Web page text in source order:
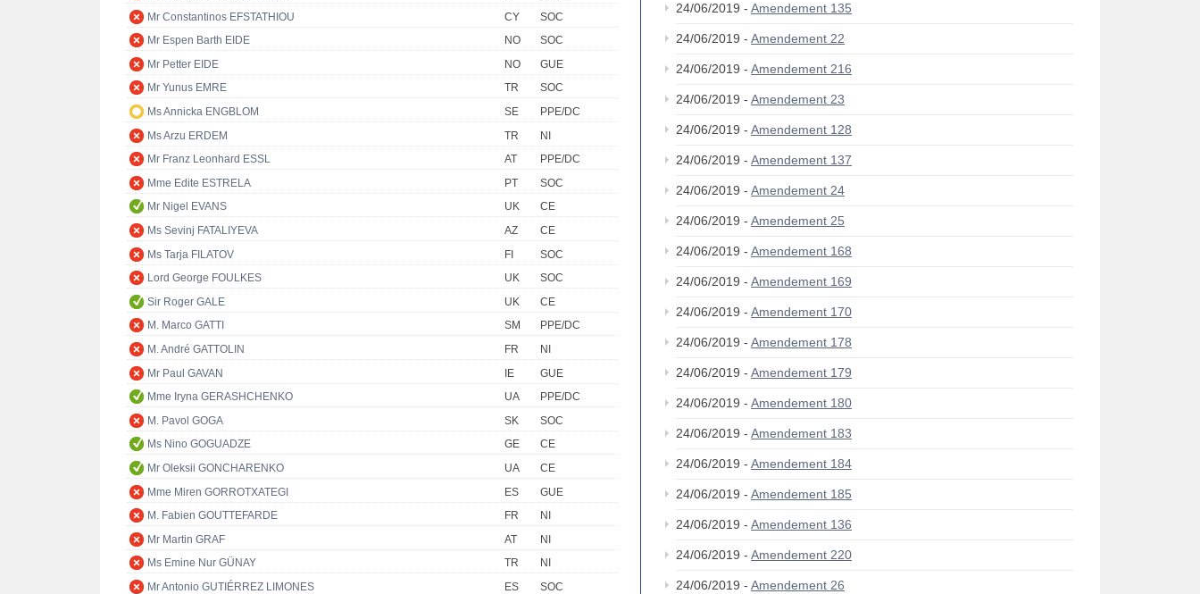
Mr Constantinos EFSTATHIOU
CY
SOC
Mr Espen Barth EIDE
NO
SOC
Mr Petter EIDE
NO
GUE
Mr Yunus EMRE
TR
SOC
Ms Annicka ENGBLOM
SE
PPE/DC
Ms Arzu ERDEM
TR
NI
Mr Franz Leonhard ESSL
AT
PPE/DC
Mme Edite ESTRELA
PT
SOC
Mr Nigel EVANS
UK
CE
Ms Sevinj FATALIYEVA
AZ
CE
Ms Tarja FILATOV
FI
SOC
Lord George FOULKES
UK
SOC
Sir Roger GALE
UK
CE
M. Marco GATTI
SM
PPE/DC
M. André GATTOLIN
FR
NI
Mr Paul GAVAN
IE
GUE
Mme Iryna GERASHCHENKO
UA
PPE/DC
M. Pavol GOGA
SK
SOC
Ms Nino GOGUADZE
GE
CE
Mr Oleksii GONCHARENKO
UA
CE
Mme Miren GORROTXATEGI
ES
GUE
M. Fabien GOUTTEFARDE
FR
NI
Mr Martin GRAF
AT
NI
Ms Emine Nur GÜNAY
TR
NI
Mr Antonio GUTIÉRREZ LIMONES
ES
SOC
24/06/2019 - Amendement 135
24/06/2019 - Amendement 22
24/06/2019 - Amendement 216
24/06/2019 - Amendement 23
24/06/2019 - Amendement 128
24/06/2019 - Amendement 137
24/06/2019 - Amendement 24
24/06/2019 - Amendement 25
24/06/2019 - Amendement 168
24/06/2019 - Amendement 169
24/06/2019 - Amendement 170
24/06/2019 - Amendement 178
24/06/2019 - Amendement 179
24/06/2019 - Amendement 180
24/06/2019 - Amendement 183
24/06/2019 - Amendement 184
24/06/2019 - Amendement 185
24/06/2019 - Amendement 136
24/06/2019 - Amendement 220
24/06/2019 - Amendement 26